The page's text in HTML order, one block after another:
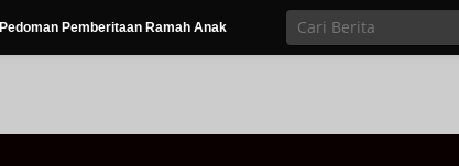
Pedoman Pemberitaan Ramah Anak